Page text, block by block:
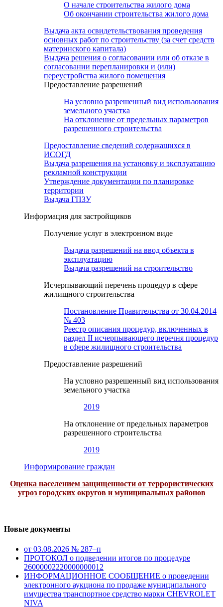
О начале строительства жилого дома
Об окончании строительства жилого дома
Выдача акта освидетельствования проведения
основных работ по строительству (за счет средств
материнского капитала)
Выдача решения о согласовании или об отказе в
согласовании перепланировки и (или)
переустройства жилого помещения
Предоставление разрешений
На условно разрешенный вид использования
земельного участка
На отклонение от предельных параметров
разрешенного строительства
Предоставление сведений содержащихся в
ИСОГД
Выдача разрешения на установку и эксплуатацию
рекламной конструкции
Утверждение документации по планировке
территории
Выдача ГПЗУ
Информация для застройщиков
Получение услуг в электронном виде
Выдача разрешений на ввод объекта в
эксплуатацию
Выдача разрешений на строительство
Исчерпывающий перечень процедур в сфере
жилищного строительства
Постановление Правительства от 30.04.2014
№ 403
Реестр описания процедур, включенных в
раздел II исчерпывающего перечня процедур
в сфере жилищного строительства
Предоставление разрешений
На условно разрешенный вид использования
земельного участка
2019
На отклонение от предельных параметров
разрешенного строительства
2019
Информирование граждан
Оценка населением защищенности от террористических
угроз городских округов и муниципальных районов
Новые документы
от 03.08.2026 № 287–п
ПРОТОКОЛ о подведении итогов по процедуре
26000002220000000012
ИНФОРМАЦИОННОЕ СООБЩЕНИЕ о проведении
электронного аукциона по продаже муниципального
имущества транспортное средство марки CHEVROLET
NIVA